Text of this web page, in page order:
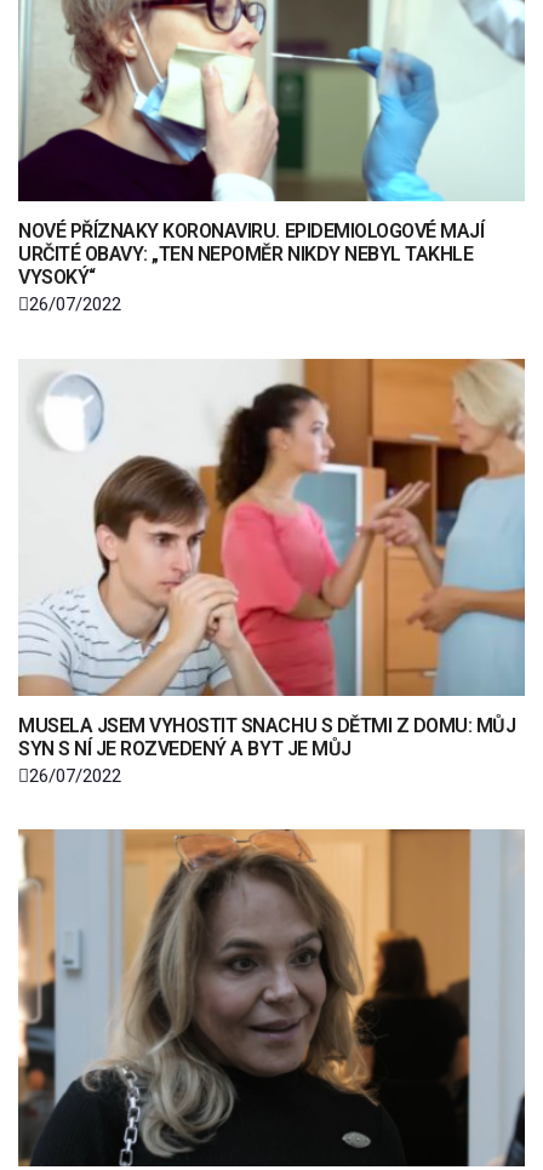
NOVÉ PŘÍZNAKY KORONAVIRU. EPIDEMIOLOGOVÉ MAJÍ
URČITÉ OBAVY: „TEN NEPOMĚR NIKDY NEBYL TAKHLE
VYSOKÝ“
26/07/2022
MUSELA JSEM VYHOSTIT SNACHU S DĚTMI Z DOMU: MŮJ
SYN S NÍ JE ROZVEDENÝ A BYT JE MŮJ
26/07/2022